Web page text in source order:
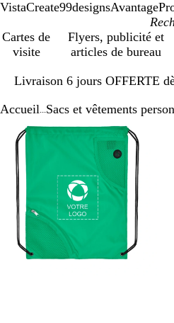
VistaCreate99designs
Cartes de
visite
Flyers, publicité et
articles de bureau
Livraison 6 jours OFFERTE
1
Accueil Sacs et vêtements
Image
zoomable
Zoom
minimum
Cliquez
pour
développer
Utilisez
les
touches
plus
et
moins
pour
les
Diapositive